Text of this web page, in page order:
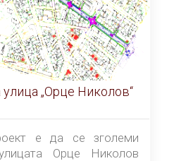
улица „Орце Николов“
е да се зголеми
Орце Николов